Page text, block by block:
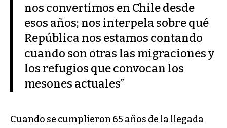
nos convertimos en Chile desde
esos años; nos interpela sobre qué
República nos estamos contando
cuando son otras las migraciones y
los refugios que convocan los
mesones actuales”
Cuando se cumplieron 65 años de la llegada